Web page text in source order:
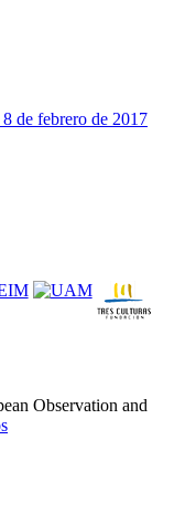
de febrero de 2017
Observation and